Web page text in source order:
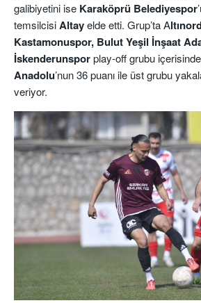
galibiyetini ise Karaköprü Belediyespor
temsilcisiAltayelde etti. Grup’ta A
Kastamonuspor, Bulut Yeşil İnşaat
İskenderunsporplay-off grubu
Anadolu’nun 36 puanı ile üst grubu
veriyor.